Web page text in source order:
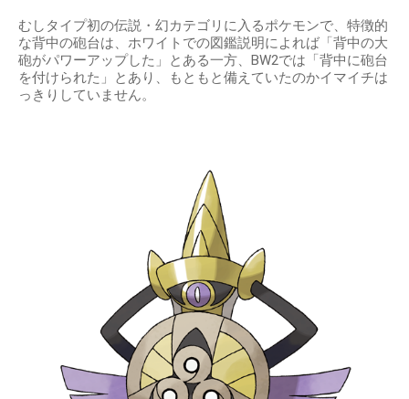
むしタイプ初の伝説・幻カテゴリに入るポケモンで、特徴的
な背中の砲台は、ホワイトでの図鑑説明によれば「背中の大
砲がパワーアップした」とある一方、BW2では「背中に砲台
を付けられた」とあり、もともと備えていたのかイマイチは
っきりしていません。